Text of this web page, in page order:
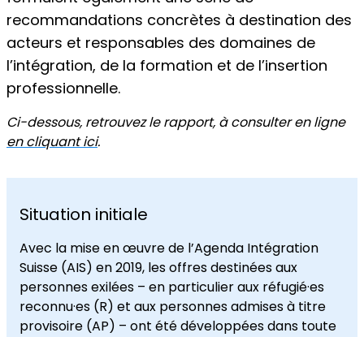
recommandations concrètes à destination des
acteurs et responsables des domaines de
l’intégration, de la formation et de l’insertion
professionnelle.
Ci-dessous, retrouvez le rapport, à consulter en ligne
en cliquant ici.
Situation initiale
Avec la mise en œuvre de l’Agenda Intégration
Suisse (AIS) en 2019, les offres destinées aux
personnes exilées – en particulier aux réfugié·es
reconnu·es (R) et aux personnes admises à titre
provisoire (AP) – ont été développées dans toute